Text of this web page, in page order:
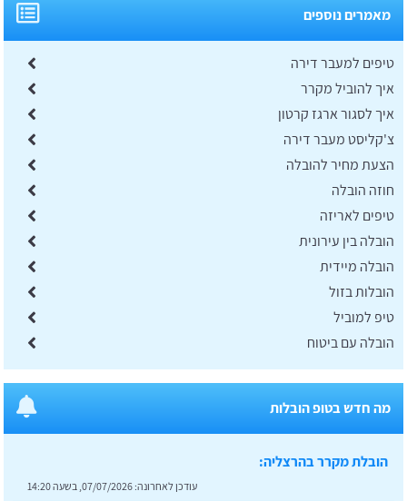
מאמרים נוספים
טיפים למעבר דירה
איך להוביל מקרר
איך לסגור ארגז קרטון
צ'קליסט מעבר דירה
הצעת מחיר להובלה
​חוזה הובלה
טיפים לאריזה
הובלה בין עירונית
הובלה מיידית
הובלות בזול
טיפ למוביל
הובלה עם ביטוח
מה חדש בטופ הובלות
הובלת מקרר בהרצליה:
עודכן לאחרונה: 07/07/2026, בשעה 14:20